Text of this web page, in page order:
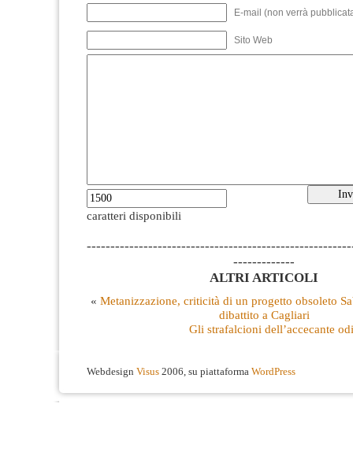
E-mail (non verrà
Sito Web
caratteri disponibili
-------------
ALTRI ARTICOLI
« Metanizzazione, criticità di un progetto obsoleto
dibattito a Cagliari
Gli strafalcioni dell’accecante
Webdesign Visus 2006, su piattaforma WordPress